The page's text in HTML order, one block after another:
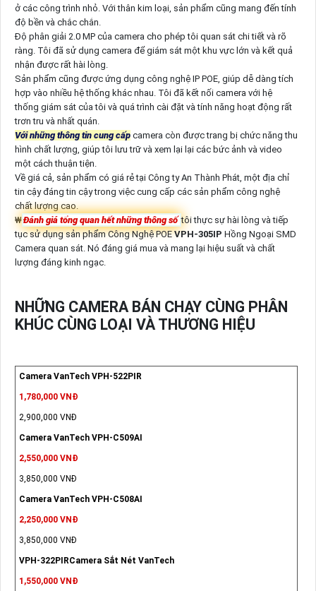
ở các công trình nhỏ. Với thân kim loại, sản phẩm cũng mang đến tính
độ bền và chắc chắn.
Độ phân giải 2.0 MP của camera cho phép tôi quan sát chi tiết và rõ
ràng. Tôi đã sử dụng camera để giám sát một khu vực lớn và kết quả
nhận được rất hài lòng.
Sản phẩm cũng được ứng dụng công nghệ IP POE, giúp dễ dàng tích
hợp vào nhiều hệ thống khác nhau. Tôi đã kết nối camera với hệ
thống giám sát của tôi và quá trình cài đặt và tính năng hoạt động rất
trơn tru và nhất quán.
Với những thông tin cung cấpcamera còn được trang bị chức năng thu
hình chất lượng, giúp tôi lưu trữ và xem lại lại các bức ảnh và video
một cách thuận tiện.
Về giá cả, sản phẩm có giá rẻ tại Công ty An Thành Phát, một địa chỉ
tin cậy đáng tin cậy trong việc cung cấp các sản phẩm công nghệ
chất lượng cao.
₩Đánh giá tổng quan hết những thông sốtôi thực sự hài lòng và tiếp
tục sử dụng sản phẩm Công Nghệ POEVPH-305IP Hồng Ngoại SMD
Camera quan sát. Nó đáng giá mua và mang lại hiệu suất và chất
lượng đáng kinh ngạc.
NHỮNG CAMERA BÁN CHẠY CÙNG PHÂN
KHÚC CÙNG LOẠI VÀ THƯƠNG HIỆU
Camera VanTech VPH-522PIR
1,780,000 VNĐ
2,900,000 VNĐ
Camera VanTech VPH-C509AI
2,550,000 VNĐ
3,850,000 VNĐ
Camera VanTech VPH-C508AI
2,250,000 VNĐ
3,850,000 VNĐ
VPH-322PIRCamera Sắt Nét VanTech
1,550,000 VNĐ